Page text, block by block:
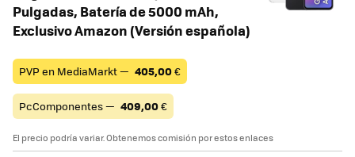
Pulgadas, Batería de 5000 mAh,
Exclusivo Amazon (Versión española)
PVP en MediaMarkt — 405,00€
PcComponentes — 409,00€
El precio podría variar. Obtenemos comisión por estos enlaces